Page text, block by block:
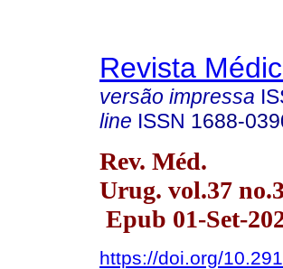
Revista
versão impressa
line ISSN 1688-
Rev. Méd.
Urug. vol.37
Epub 01-Set-
https://doi.org/